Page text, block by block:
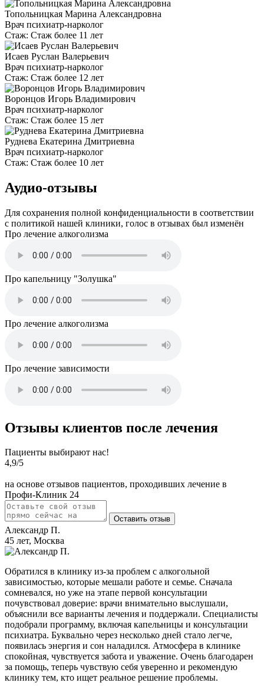
Топольницкая Марина Александровна
Врач психиатр-нарколог
Стаж: Стаж более 11 лет
Исаев Руслан Валерьевич
Врач психиатр-нарколог
Стаж: Стаж более 12 лет
Воронцов Игорь Владимирович
Врач психиатр-нарколог
Стаж: Стаж более 15 лет
Руднева Екатерина Дмитриевна
Врач психиатр-нарколог
Стаж: Стаж более 10 лет
Аудио-отзывы
Для сохранения полной конфиденциальности в соответствии
с политикой нашей клиники, голос в отзывах был изменён
Про лечение алкоголизма
Про капельницу "Золушка"
Про лечение алкоголизма
Про лечение зависимости
Отзывы клиентов после лечения
Пациенты выбирают нас!
4,9/5
на основе отзывов пациентов, проходивших лечение в
Профи-Клиник 24
Оставить отзыв
Александр П.
45 лет, Москва
Обратился в клинику из-за проблем с алкогольной
зависимостью, которые мешали работе и семье. Сначала
сомневался, но уже на этапе первой консультации
почувствовал доверие: врачи внимательно выслушали,
объяснили все варианты лечения и поддержали. Специалисты
подобрали программу, включая капельницы и консультации
психиатра. Буквально через несколько дней стало легче,
появилась энергия и сон наладился. Атмосфера в клинике
спокойная, чувствуется забота и уважение. Очень благодарен
за помощь, теперь чувствую себя уверенно и рекомендую
клинику тем, кто ищет реальное решение проблемы.